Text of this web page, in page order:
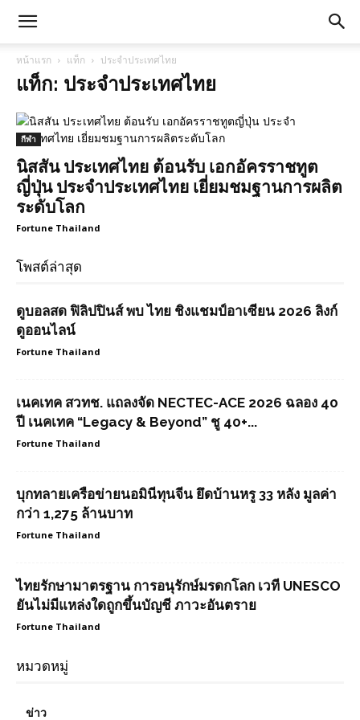
หน้าแรก แท็ก ประจำประเทศไทย
แท็ก: ประจำประเทศไทย
กีฬา
นิสสัน ประเทศไทย ต้อนรับ เอกอัครราชทูต
ญี่ปุ่น ประจำประเทศไทย เยี่ยมชมฐานการผลิต
ระดับโลก
Fortune Thailand
โพสต์ล่าสุด
ดูบอลสด ฟิลิปปินส์ พบ ไทย ชิงแชมป์อาเซียน 2026 ลิงก์
ดูออนไลน์
Fortune Thailand
เนคเทค สวทช. แถลงจัด NECTEC-ACE 2026 ฉลอง 40
ปี เนคเทค “Legacy & Beyond” ชู 40+...
Fortune Thailand
บุกทลายเครือข่ายนอมินีทุนจีน ยึดบ้านหรู 33 หลัง มูลค่า
กว่า 1,275 ล้านบาท
Fortune Thailand
ไทยรักษามาตรฐาน การอนุรักษ์มรดกโลก เวที UNESCO
ยันไม่มีแหล่งใดถูกขึ้นบัญชี ภาวะอันตราย
Fortune Thailand
หมวดหมู่
ข่าว